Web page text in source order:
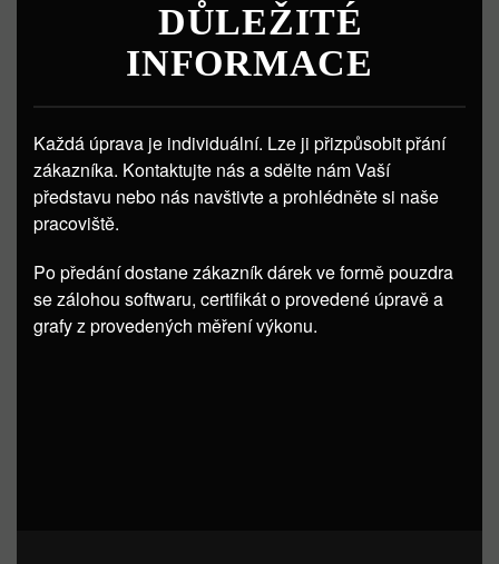
DŮLEŽITÉ
INFORMACE
Každá úprava je individuální. Lze ji přizpůsobit přání
zákazníka. Kontaktujte nás a sdělte nám Vaší
představu nebo nás navštivte a prohlédněte si naše
pracoviště.
Po předání dostane zákazník dárek ve formě pouzdra
se zálohou softwaru, certifikát o provedené úpravě a
grafy z provedených měření výkonu.